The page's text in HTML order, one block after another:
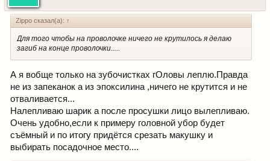
Zippo сказал(а): ↑
Для того чтобы на проволочке ничего не крутилось я делаю
загиб на конце проволочки.....
А я вобще только на зубочистках гОловы леплю.Правда
не из запеканок а из эпоксилина ,ничего не крутится и не
отваливается...
Налепливаю шарик а после просушки лицо вылепливаю.
Очень удобно,если к примеру головной убор будет
съёмный и по итогу придётся срезать макушку и
выбирать посадочное место....